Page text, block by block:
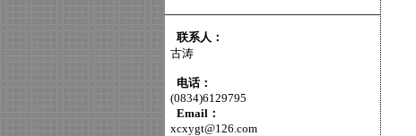
联系人：
古涛
电话：
(0834)6129795
Email：
xcxygt@126.com